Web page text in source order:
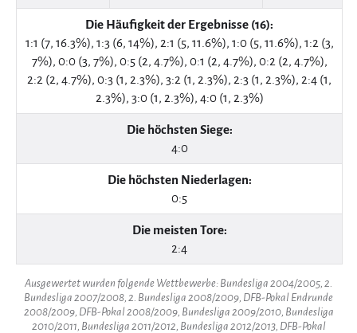
Die Häufigkeit der Ergebnisse (16):
1:1 (7, 16.3%), 1:3 (6, 14%), 2:1 (5, 11.6%), 1:0 (5, 11.6%), 1:2 (3,
7%), 0:0 (3, 7%), 0:5 (2, 4.7%), 0:1 (2, 4.7%), 0:2 (2, 4.7%),
2:2 (2, 4.7%), 0:3 (1, 2.3%), 3:2 (1, 2.3%), 2:3 (1, 2.3%), 2:4 (1,
2.3%), 3:0 (1, 2.3%), 4:0 (1, 2.3%)
Die höchsten Siege:
4:0
Die höchsten Niederlagen:
0:5
Die meisten Tore:
2:4
Ausgewertet wurden folgende Wettbewerbe: Bundesliga 2004/2005, 2.
Bundesliga 2007/2008, 2. Bundesliga 2008/2009, DFB-Pokal Endrunde
2008/2009, DFB-Pokal 2008/2009, Bundesliga 2009/2010, Bundesliga
2010/2011, Bundesliga 2011/2012, Bundesliga 2012/2013, DFB-Pokal